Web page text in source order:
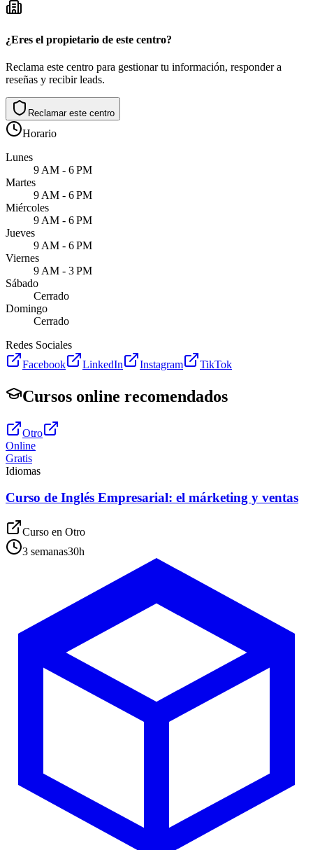
¿Eres el propietario de este centro?
Reclama este centro para gestionar tu información, responder a
reseñas y recibir leads.
Reclamar este centro
Horario
Lunes
9 AM - 6 PM
Martes
9 AM - 6 PM
Miércoles
9 AM - 6 PM
Jueves
9 AM - 6 PM
Viernes
9 AM - 3 PM
Sábado
Cerrado
Domingo
Cerrado
Redes Sociales
Facebook
LinkedIn Instagram TikTok
Cursos online recomendados
Otro
Online
Gratis
Idiomas
Curso de Inglés Empresarial: el márketing y ventas
Curso en Otro
3 semanas30h